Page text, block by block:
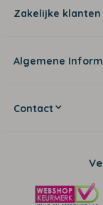
Zakelijke klanten
Algemene
Contact